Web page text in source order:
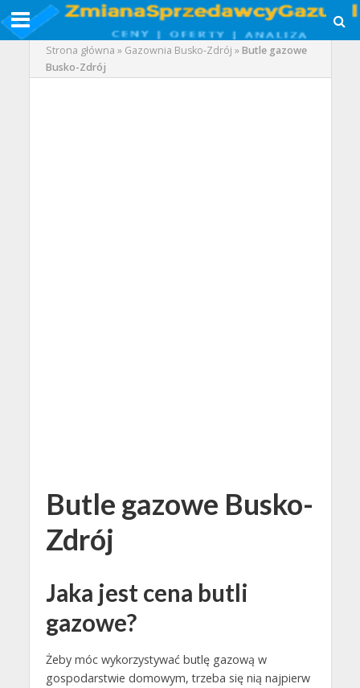
Strona główna » Gazownia Busko-Zdrój »Butle gazowe
Busko-Zdrój
Butle gazowe Busko-
Zdrój
Jaka jest cena butli
gazowe?
Żeby móc wykorzystywać butlę gazową w
gospodarstwie domowym, trzeba się nią najpierw